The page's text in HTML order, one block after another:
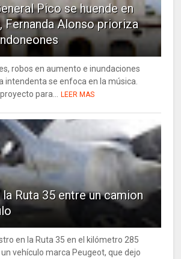
Pico se huende en
Fernanda Alonso prioriza
robos en aumento e inundaciones
intendenta se enfoca en la música.
para...
LEER MAS
la Ruta 35 entre un camion
en la Ruta 35 en el kilómetro 285
vehículo marca Peugeot, que dejo